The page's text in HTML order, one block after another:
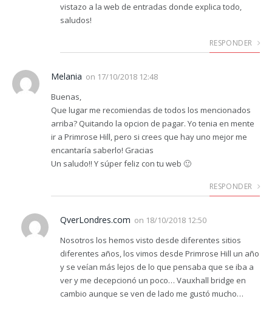
vistazo a la web de entradas donde explica todo,
saludos!
RESPONDER
Melania on 17/10/2018 12:48
Buenas,
Que lugar me recomiendas de todos los mencionados
arriba? Quitando la opcion de pagar. Yo tenia en mente
ir a Primrose Hill, pero si crees que hay uno mejor me
encantaría saberlo! Gracias
Un saludo!! Y súper feliz con tu web 🙂
RESPONDER
QverLondres.com on 18/10/2018 12:50
Nosotros los hemos visto desde diferentes sitios
diferentes años, los vimos desde Primrose Hill un año
y se veían más lejos de lo que pensaba que se iba a
ver y me decepcionó un poco… Vauxhall bridge en
cambio aunque se ven de lado me gustó mucho…